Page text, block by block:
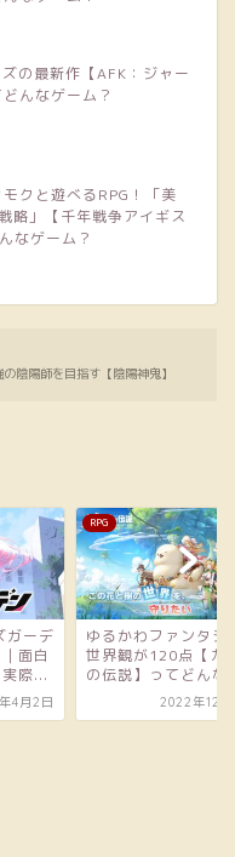
の最新作【AFK：ジャー
んなゲーム？
クと遊べるRPG！「美
略」【千年戦争アイギス
なゲーム？
陰陽師を目指す【陰陽神鬼】
ーな
バラ
ゲ...
月22日
RPG
ソロでも楽しめる戦